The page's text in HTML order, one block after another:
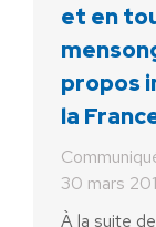
et en
propos
la
30 mars
À la suite